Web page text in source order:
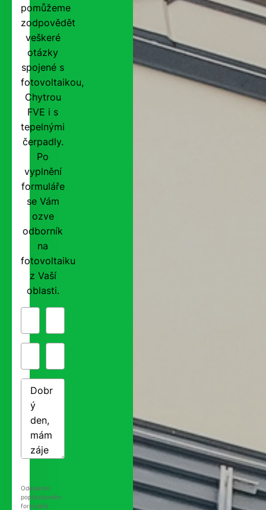
pomůžeme
zodpovědět
veškeré
otázky
spojené s
fotovoltaikou,
Chytrou
FVE i s
tepelnými
čerpadly.
Po
vyplnění
formuláře
se Vám
ozve
odborník
na
fotovoltaiku
z Vaší
oblasti.
Odesláním
poptávkového
formuláře